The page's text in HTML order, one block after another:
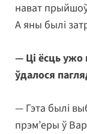
нават
А яны былі
— Ці ёсць ужо
ўдалося
— Гэта былі
прэм’еры ў